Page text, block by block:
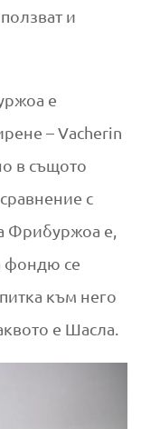
и
е
– Vacherin
в същото
с
Фрибуржоа е,
фондю се
към него
е Шасла.